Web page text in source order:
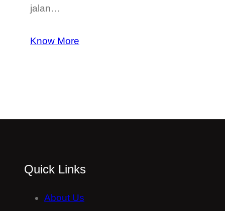
jalan…
Know More
Quick Links
About Us